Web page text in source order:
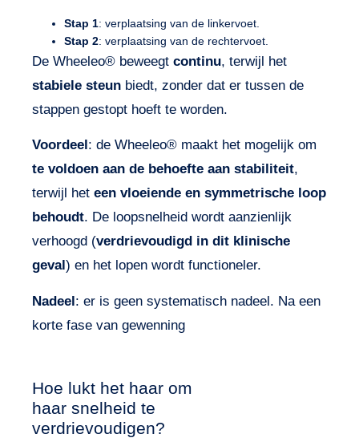
Stap 1: verplaatsing van de linkervoet.
Stap 2: verplaatsing van de rechtervoet.
De Wheeleo® beweegt continu, terwijl het
stabiele steun biedt, zonder dat er tussen de
stappen gestopt hoeft te worden.
Voordeel : de Wheeleo® maakt het mogelijk om
te voldoen aan de behoefte aan stabiliteit,
terwijl het een vloeiende en symmetrische loop
behoudt. De loopsnelheid wordt aanzienlijk
verhoogd (verdrievoudigd in dit klinische
geval ) en het lopen wordt functioneler.
Nadeel: er is geen systematisch nadeel. Na een
korte fase van gewenning
Hoe lukt het haar om
haar snelheid te
verdrievoudigen?